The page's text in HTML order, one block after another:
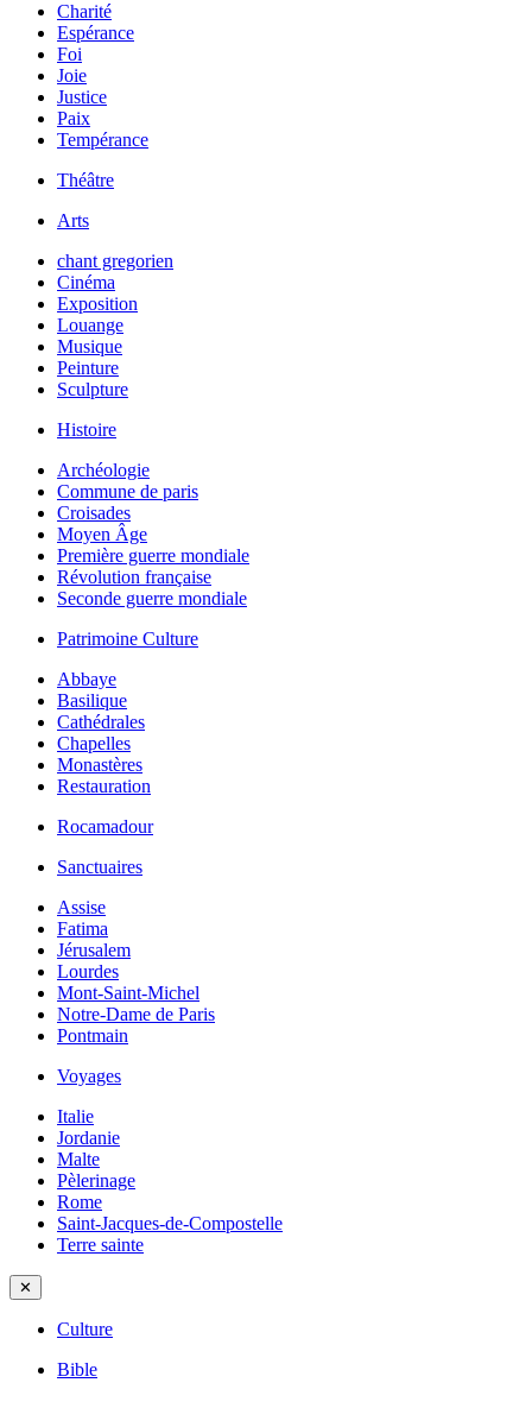
Charité
Espérance
Foi
Joie
Justice
Paix
Tempérance
Théâtre
Arts
chant gregorien
Cinéma
Exposition
Louange
Musique
Peinture
Sculpture
Histoire
Archéologie
Commune de paris
Croisades
Moyen Âge
Première guerre mondiale
Révolution française
Seconde guerre mondiale
Patrimoine Culture
Abbaye
Basilique
Cathédrales
Chapelles
Monastères
Restauration
Rocamadour
Sanctuaires
Assise
Fatima
Jérusalem
Lourdes
Mont-Saint-Michel
Notre-Dame de Paris
Pontmain
Voyages
Italie
Jordanie
Malte
Pèlerinage
Rome
Saint-Jacques-de-Compostelle
Terre sainte
✕
Culture
Bible